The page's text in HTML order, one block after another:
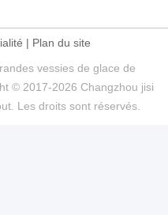
| Plan du site
vessies de glace de
© 2017-2026 Changzhou jisi
Les droits sont réservés.